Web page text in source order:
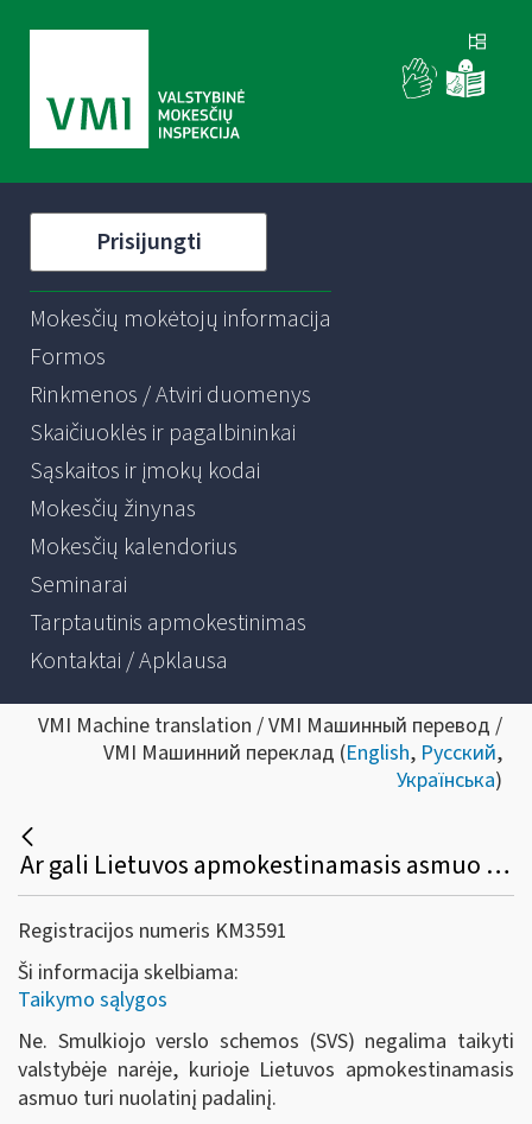
Prisijungti
Mokesčių mokėtojų informacija
Formos
Rinkmenos / Atviri duomenys
Skaičiuoklės ir pagalbininkai
Sąskaitos ir įmokų kodai
Mokesčių žinynas
Mokesčių kalendorius
Seminarai
Tarptautinis apmokestinimas
Kontaktai / Apklausa
VMI Machine translation / VMI Машинный перевод /
VMI Машинний переклад (English, Русский,
Українська)
Ar gali Lietuvos apmokestinamasis asmuo taikyti SVS valstybėje narėje, kurioje jis turi nuolatinį padalinį?
Registracijos numeris KM3591
Ši informacija skelbiama:
Taikymo sąlygos
Ne. Smulkiojo verslo schemos (SVS) negalima taikyti
valstybėje narėje, kurioje Lietuvos apmokestinamasis
asmuo turi nuolatinį padalinį.